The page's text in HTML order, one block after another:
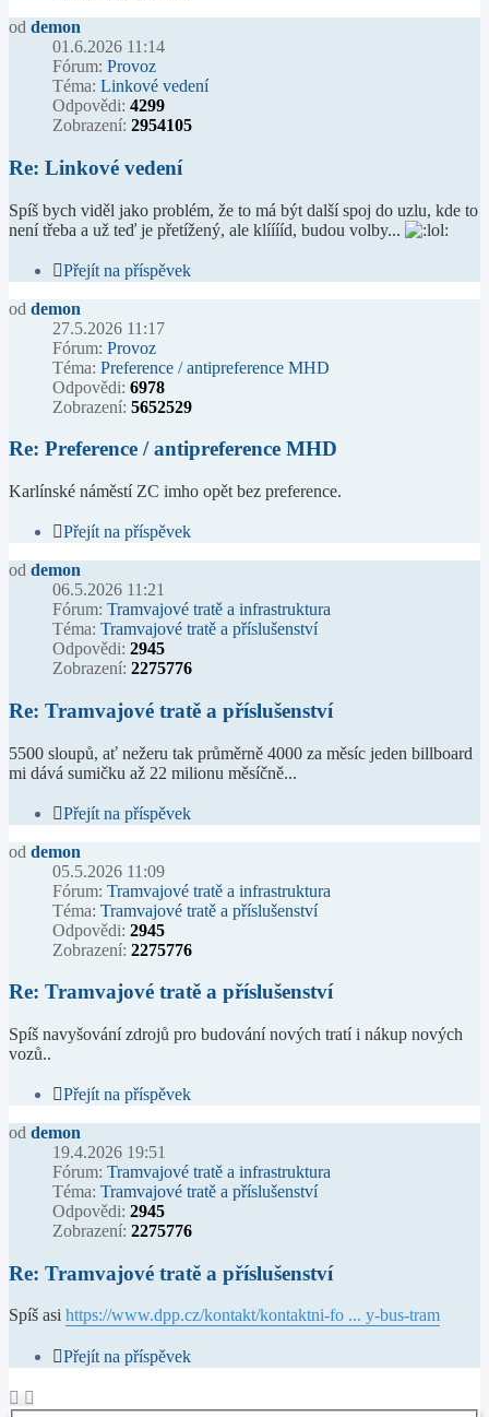
od demon
01.6.2026 11:14
Fórum: Provoz
Téma: Linkové vedení
Odpovědi: 4299
Zobrazení: 2954105
Re: Linkové vedení
Spíš bych viděl jako problém, že to má být další spoj do uzlu, kde to
není třeba a už teď je přetížený, ale klííííd, budou volby...
Přejít na příspěvek
od demon
27.5.2026 11:17
Fórum: Provoz
Téma: Preference / antipreference MHD
Odpovědi: 6978
Zobrazení: 5652529
Re: Preference / antipreference MHD
Karlínské náměstí ZC imho opět bez preference.
Přejít na příspěvek
od demon
06.5.2026 11:21
Fórum: Tramvajové tratě a infrastruktura
Téma: Tramvajové tratě a příslušenství
Odpovědi: 2945
Zobrazení: 2275776
Re: Tramvajové tratě a příslušenství
5500 sloupů, ať nežeru tak průměrně 4000 za měsíc jeden billboard
mi dává sumičku až 22 milionu měsíčně...
Přejít na příspěvek
od demon
05.5.2026 11:09
Fórum: Tramvajové tratě a infrastruktura
Téma: Tramvajové tratě a příslušenství
Odpovědi: 2945
Zobrazení: 2275776
Re: Tramvajové tratě a příslušenství
Spíš navyšování zdrojů pro budování nových tratí i nákup nových
vozů..
Přejít na příspěvek
od demon
19.4.2026 19:51
Fórum: Tramvajové tratě a infrastruktura
Téma: Tramvajové tratě a příslušenství
Odpovědi: 2945
Zobrazení: 2275776
Re: Tramvajové tratě a příslušenství
Spíš asi https://www.dpp.cz/kontakt/kontaktni-fo ... y-bus-tram
Přejít na příspěvek